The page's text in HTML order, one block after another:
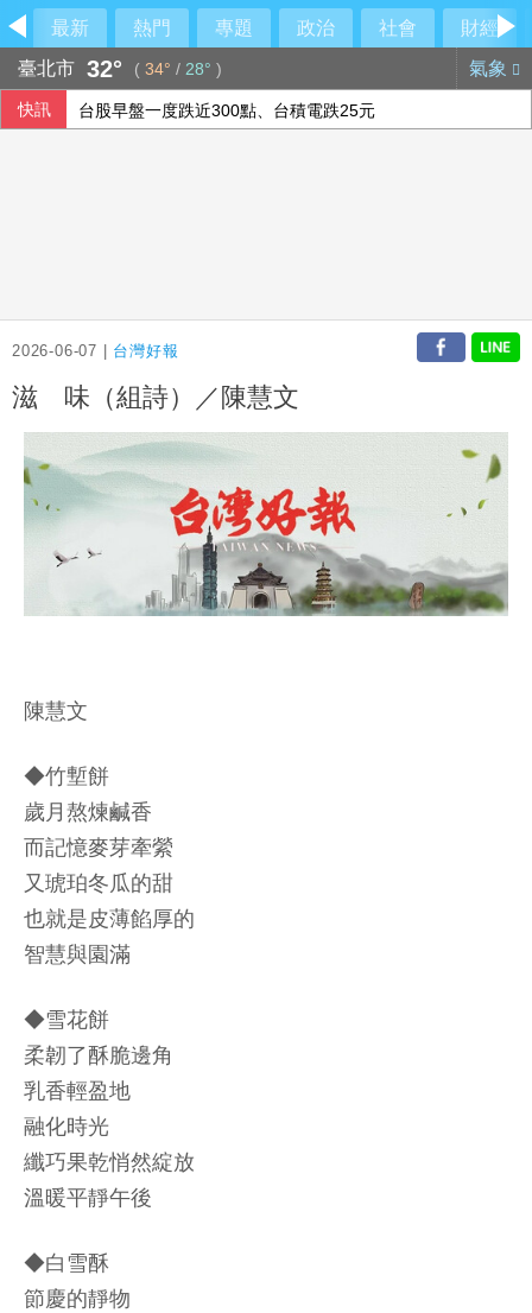
最新 熱門 專題 政治 社會
財經
臺北市 32° ( 34° / 28° ) 氣象
快訊 台股早盤一度跌近300點、台積電跌25元
2026-06-07 | 台灣好報
滋 味（組詩）／陳慧文
陳慧文
◆竹塹餅
歲月熬煉鹹香
而記憶麥芽牽縈
又琥珀冬瓜的甜
也就是皮薄餡厚的
智慧與園滿
◆雪花餅
柔韌了酥脆邊角
乳香輕盈地
融化時光
纖巧果乾悄然綻放
溫暖平靜午後
◆白雪酥
節慶的靜物